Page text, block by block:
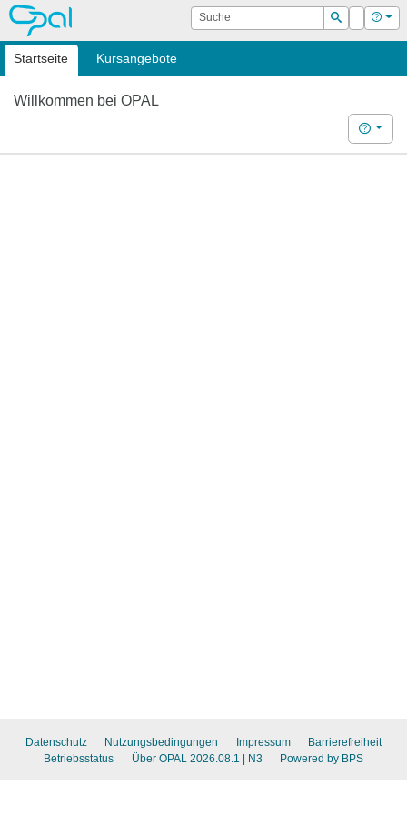
OPAL Suche
Suchen
Login Hilfe
Startseite Kursangebote
Willkommen bei OPAL
Hilfe
Datenschutz Nutzungsbedingungen Impressum
Barrierefreiheit
Betriebsstatus
Über OPAL 2026.08.1 | N3 Powered by BPS